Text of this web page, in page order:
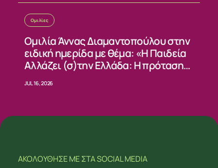
Ομιλίες
Ομιλία Άννας Διαμαντοπούλου στην
ειδική ημερίδα με θέμα: «Η Παιδεία
Αλλάζει (σ)την Ελλάδα: Η πρόταση
JUL 16, 2026
ΑΚΟΛΟΥΘΗΣΕ ΜΕΣΤΑ SOCIAL MEDIA